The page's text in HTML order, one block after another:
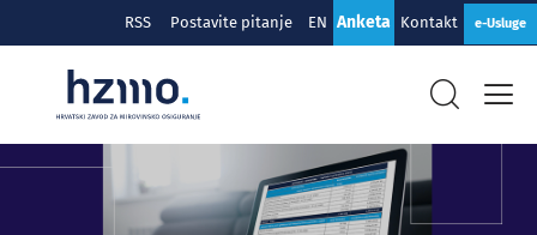
RSS Postavite pitanje EN Anketa Kontakt e-Usluge